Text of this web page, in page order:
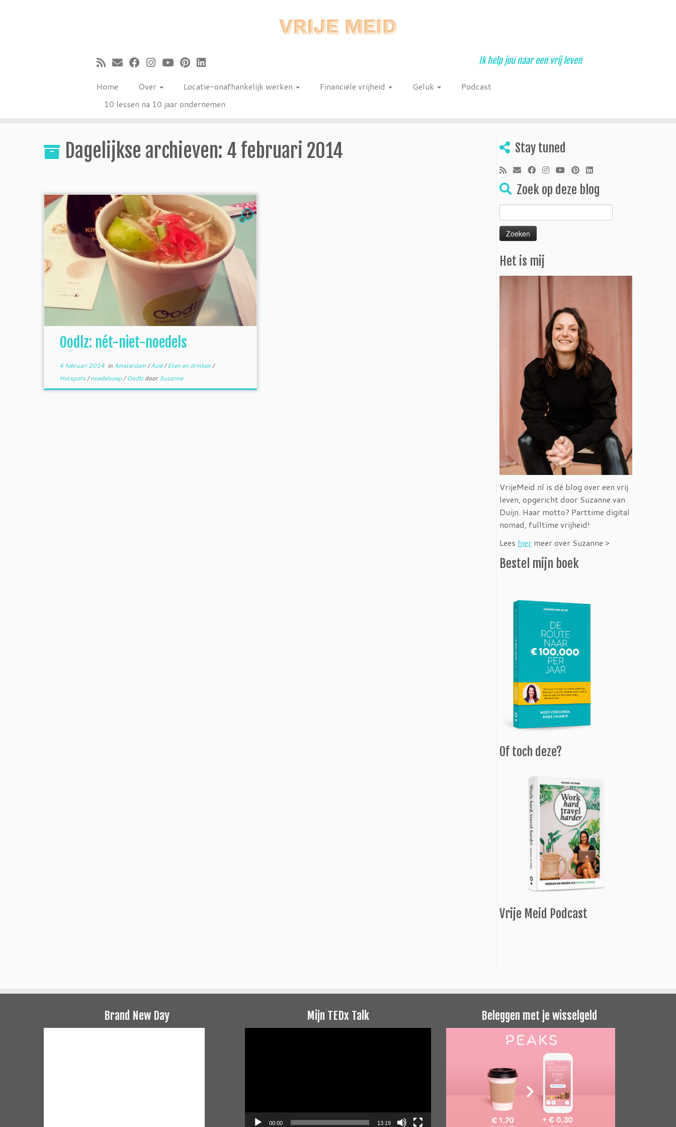
Ik help jou naar een vrij leven
Home Over Locatie-onafhankelijk werken Financiële vrijheid Geluk
Podcast
10 lessen na 10 jaar ondernemen
Dagelijkse archieven: 4 februari 2014
1
Oodlz: nét-niet-noedels
4 februari 2014in Amsterdam/Azië/Eten en drinken/
Hotspots/noedelsoep/OodlzdoorSuzanne
Stay tuned
Zoek op deze blog
Zoeken
naar:
Het is mij
VrijeMeid.nl is dé blog over een vrij
leven, opgericht door Suzanne van
Duijn. Haar motto? Parttime digital
nomad, fulltime vrijheid!
Lees hier meer over Suzanne >
Bestel mijn boek
Of toch deze?
Vrije Meid Podcast
Brand New Day Mijn TEDx Talk
00:00 13:19
Beleggen met je wisselgeld